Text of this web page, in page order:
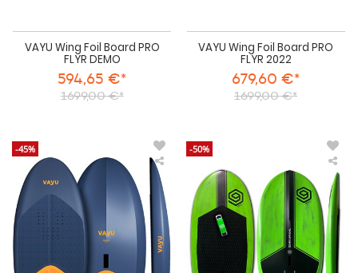
VAYU Wing Foil Board PRO
FLYR DEMO
594,65 €*
1699,00 €*
VAYU Wing Foil Board PRO
FLYR 2022
679,60 €*
1699,00 €*
-45%
Board
FLYR
2022
-50%